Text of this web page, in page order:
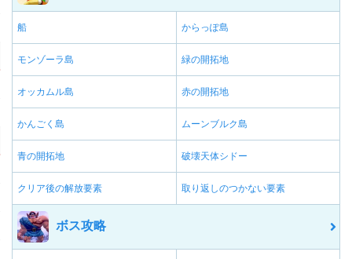
船 からっぽ島
モンゾーラ島 緑の開拓地
オッカムル島 赤の開拓地
かんごく島 ムーンブルク島
青の開拓地 破壊天体シドー
クリア後の解放要素 取り返しのつかない要素
ボス攻略